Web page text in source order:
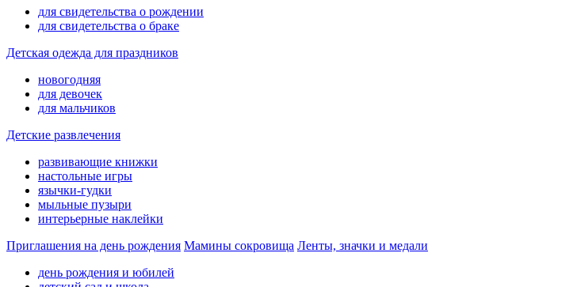
для свидетельства о рождении
для свидетельства о браке
Детская одежда для праздников
новогодняя
для девочек
для мальчиков
Детские развлечения
развивающие книжки
настольные игры
язычки-гудки
мыльные пузыри
интерьерные наклейки
Приглашения на день рождения Мамины сокровища Ленты, значки и медали
день рождения и юбилей